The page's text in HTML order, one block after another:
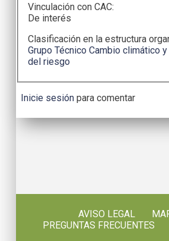
Vinculación con CAC:
De interés
Clasificación en la estructura
Grupo Técnico Cambio climático
del riesgo
Inicie sesiónpara comentar
AVISO LEGAL
PREGUNTAS FRECUENTES